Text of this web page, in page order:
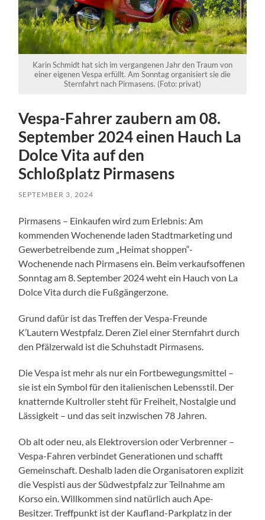
Karin Schmidt hat sich im vergangenen Jahr den Traum von
einer eigenen Vespa erfüllt. Am Sonntag organisiert sie die
Sternfahrt nach Pirmasens. (Foto: privat)
Vespa-Fahrer zaubern am 08.
September 2024 einen Hauch La
Dolce Vita auf den
Schloßplatz Pirmasens
SEPTEMBER 3, 2024
Pirmasens – Einkaufen wird zum Erlebnis: Am
kommenden Wochenende laden Stadtmarketing und
Gewerbetreibende zum „Heimat shoppen“-
Wochenende nach Pirmasens ein. Beim verkaufsoffenen
Sonntag am 8. September 2024 weht ein Hauch von La
Dolce Vita durch die Fußgängerzone.
Grund dafür ist das Treffen der Vespa-Freunde
K’Lautern Westpfalz. Deren Ziel einer Sternfahrt durch
den Pfälzerwald ist die Schuhstadt Pirmasens.
Die Vespa ist mehr als nur ein Fortbewegungsmittel –
sie ist ein Symbol für den italienischen Lebensstil. Der
knatternde Kultroller steht für Freiheit, Nostalgie und
Lässigkeit – und das seit inzwischen 78 Jahren.
Ob alt oder neu, als Elektroversion oder Verbrenner –
Vespa-Fahren verbindet Generationen und schafft
Gemeinschaft. Deshalb laden die Organisatoren explizit
die Vespisti aus der Südwestpfalz zur Teilnahme am
Korso ein. Willkommen sind natürlich auch Ape-
Besitzer. Treffpunkt ist der Kaufland-Parkplatz in der